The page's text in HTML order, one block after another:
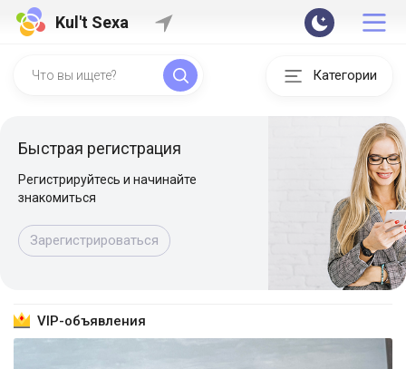
Kul't Sexa
Категории
Быстрая регистрация
Регистрируйтесь и начинайте
знакомиться
Зарегистрироваться
VIP-объявления